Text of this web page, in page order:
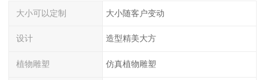
大小可以定制 大小随客户变动
设计 造型精美大方
植物雕塑 仿真植物雕塑